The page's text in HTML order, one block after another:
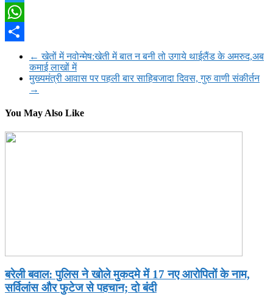
Twitter
WhatsApp
← खेतों में नवोन्मेष:खेती में बात न बनी तो उगाये थाईलैंड के अमरुद,अब
कमाई लाखों में
मुख्यमंत्री आवास पर पहली बार साहिबजादा दिवस, गुरु वाणी संकीर्तन
→
You May Also Like
बरेली बवाल: पुलिस ने खोले मुकदमे में 17 नए आरोपितों के नाम,
सर्विलांस और फुटेज से पहचान; दो बंदी